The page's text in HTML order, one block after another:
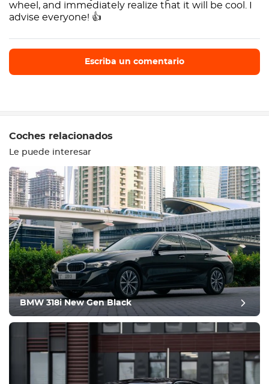
wheel, and immediately realize that it will be cool. I
advise everyone! 👍
Escriba un comentario
Equipamiento
Cómodo
Climatización
Conducir
Condición
Coches relacionados
Le puede interesar
BMW 318i New Gen Black